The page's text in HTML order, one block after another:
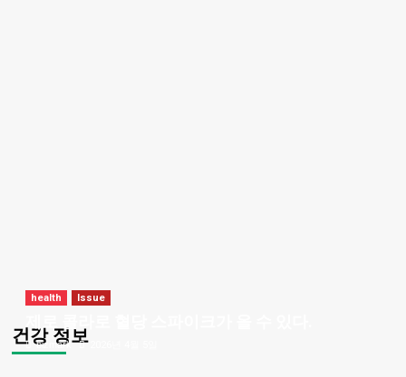
건강 정보
health Issue
bizmark